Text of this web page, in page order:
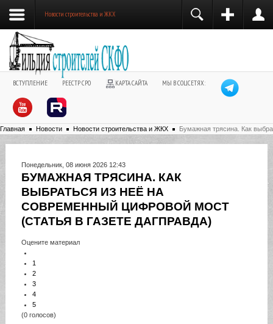
Новости строительства и ЖКХ
ВСТУПЛЕНИЕ РЕЕСТР СРО КАРТА САЙТА МЫ В СОЦСЕТЯХ:
Главная Новости Новости строительства и ЖКХ Бумажная трясина. Как
Понедельник, 08 июня 2026 12:43
БУМАЖНАЯ ТРЯСИНА. КАК
ВЫБРАТЬСЯ ИЗ НЕЁ НА
СОВРЕМЕННЫЙ ЦИФРОВОЙ МОСТ
(СТАТЬЯ В ГАЗЕТЕ ДАГПРАВДА)
Оцените материал
1
2
3
4
5
(0 голосов)